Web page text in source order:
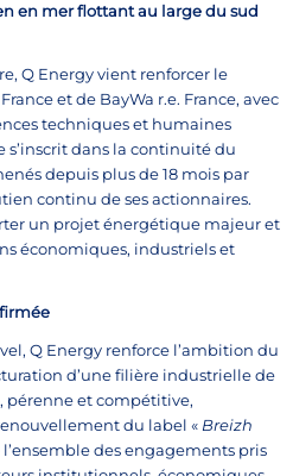
en mer flottant au large du sud
Q Energy vient renforcer le
et de BayWa r.e. France, avec
techniques et humaines
dans la continuité du
depuis plus de 18 mois par
continu de ses actionnaires.
un projet énergétique majeur et
économiques, industriels et
Q Energy renforce l’ambition du
d’une filière industrielle de
pérenne et compétitive,
du label « Breizh
des engagements pris